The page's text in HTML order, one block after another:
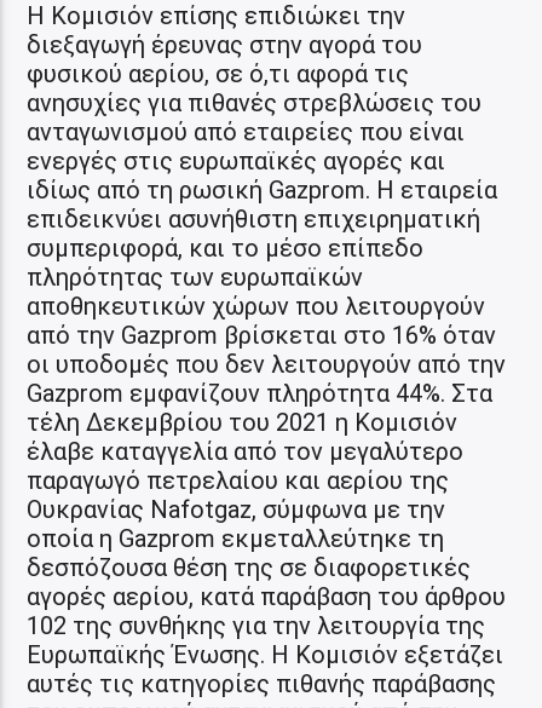
Η Κομισιόν επίσης επιδιώκει την
διεξαγωγή έρευνας στην αγορά του
φυσικού αερίου, σε ό,τι αφορά τις
ανησυχίες για πιθανές στρεβλώσεις του
ανταγωνισμού από εταιρείες που είναι
ενεργές στις ευρωπαϊκές αγορές και
ιδίως από τη ρωσική Gazprom. Η εταιρεία
επιδεικνύει ασυνήθιστη επιχειρηματική
συμπεριφορά, και το μέσο επίπεδο
πληρότητας των ευρωπαϊκών
αποθηκευτικών χώρων που λειτουργούν
από την Gazprom βρίσκεται στο 16% όταν
οι υποδομές που δεν λειτουργούν από την
Gazprom εμφανίζουν πληρότητα 44%. Στα
τέλη Δεκεμβρίου του 2021 η Κομισιόν
έλαβε καταγγελία από τον μεγαλύτερο
παραγωγό πετρελαίου και αερίου της
Ουκρανίας Nafotgaz, σύμφωνα με την
οποία η Gazprom εκμεταλλεύτηκε τη
δεσπόζουσα θέση της σε διαφορετικές
αγορές αερίου, κατά παράβαση του άρθρου
102 της συνθήκης για την λειτουργία της
Ευρωπαϊκής Ένωσης. Η Κομισιόν εξετάζει
αυτές τις κατηγορίες πιθανής παράβασης